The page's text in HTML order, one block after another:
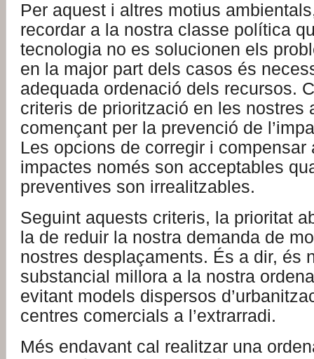
Per aquest i altres motius
recordar a la nostra classe política
tecnologia no es solucionen els
en la major part dels casos és
adequada ordenació dels recursos.
criteris de priorització en les nostres
començant per la prevenció de
Les opcions de corregir i compensar
impactes només son acceptables
preventives son irrealitzables.
Seguint aquests criteris, la prioritat
la de reduir la nostra demanda de
nostres desplaçaments. És a dir, és
substancial millora a la nostra
evitant models dispersos
centres comercials a l’extrarradi.
Més endavant cal realitzar una